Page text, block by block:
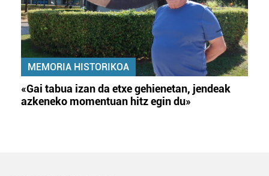
MEMORIA HISTORIKOA
«Gai tabua izan da etxe gehienetan, jendeak
azkeneko momentuan hitz egin du»